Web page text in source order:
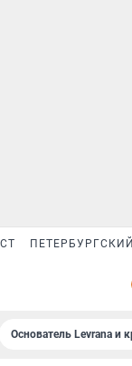
Основатель Levrana и